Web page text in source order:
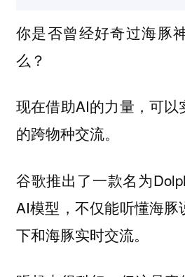
你是否曾经好奇过海豚
么？
现在借助AI的力量，可以
的跨物种交流。
谷歌推出了一款名为
AI模型，不仅能听懂海豚
下和海豚实时交流。